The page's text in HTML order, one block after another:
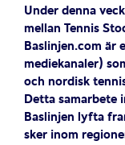
Under denna
mellan Tennis
Baslinjen.com är
mediekanaler)
och nordisk
Detta
Baslinjen lyfta
sker inom